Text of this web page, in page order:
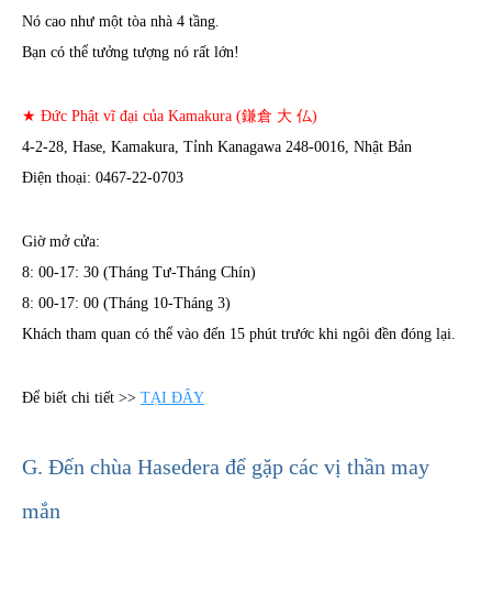
Nó cao như một tòa nhà 4 tầng.
Bạn có thể tưởng tượng nó rất lớn!
★ Đức Phật vĩ đại của Kamakura (鎌倉 大 仏)
4-2-28, Hase, Kamakura, Tỉnh Kanagawa 248-0016, Nhật Bản
Điện thoại: 0467-22-0703
Giờ mở cửa:
8: 00-17: 30 (Tháng Tư-Tháng Chín)
8: 00-17: 00 (Tháng 10-Tháng 3)
Khách tham quan có thể vào đến 15 phút trước khi ngôi đền đóng lại.
Để biết chi tiết >> TẠI ĐÂY
G. Đến chùa Hasedera để gặp các vị thần may
mắn